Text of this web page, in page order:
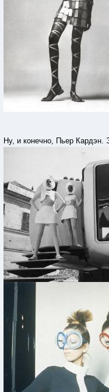
Ну, и конечно, Пьер Кардэн.